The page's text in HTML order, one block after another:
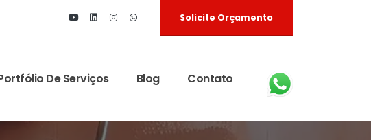
Solicite Orçamento
De Serviços Blog Contato